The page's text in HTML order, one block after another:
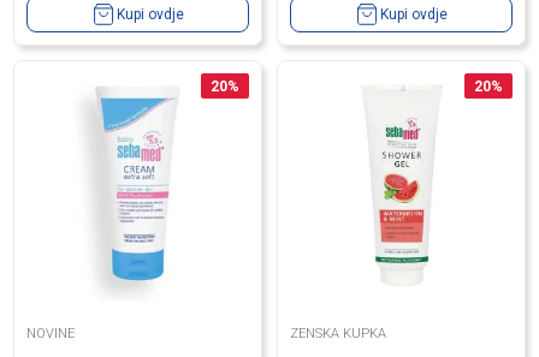
Kupi ovdje Kupi ovdje
20%
NOVINE
20%
ZENSKA KUPKA